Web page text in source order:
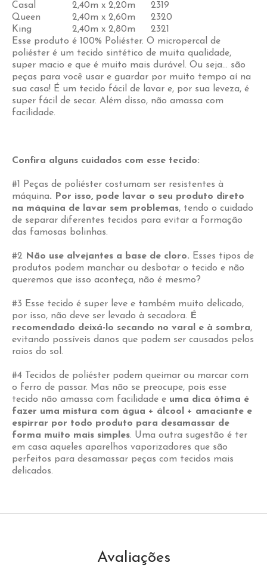
Casal
2,40m x 2,20m
2319
Queen
2,40m x 2,60m
2320
King
2,40m x 2,80m
2321
Esse produto é 100% Poliéster. O micropercal de
poliéster é um tecido sintético de muita qualidade,
super macio e que é muito mais durável. Ou seja… são
peças para você usar e guardar por muito tempo aí na
sua casa! É um tecido fácil de lavar e, por sua leveza, é
super fácil de secar. Além disso, não amassa com
facilidade.
Confira alguns cuidados com esse tecido:
#1 Peças de poliéster costumam ser resistentes à
máquina. Por isso, pode lavar o seu produto direto
na máquina de lavar sem problemas, tendo o cuidado
de separar diferentes tecidos para evitar a formação
das famosas bolinhas.
#2 Não use alvejantes a base de cloro. Esses tipos de
produtos podem manchar ou desbotar o tecido e não
queremos que isso aconteça, não é mesmo?
#3 Esse tecido é super leve e também muito delicado,
por isso, não deve ser levado à secadora.
É
recomendado deixá-lo secando no varal e à sombra,
evitando possíveis danos que podem ser causados pelos
raios do sol.
#4 Tecidos de poliéster podem queimar ou marcar com
o ferro de passar. Mas não se preocupe, pois esse
tecido não amassa com facilidade e uma dica ótima é
fazer uma mistura com água + álcool + amaciante e
espirrar por todo produto para desamassar de
forma muito mais simples. Uma outra sugestão é ter
em casa aqueles aparelhos vaporizadores que são
perfeitos para desamassar peças com tecidos mais
delicados.
Avaliações